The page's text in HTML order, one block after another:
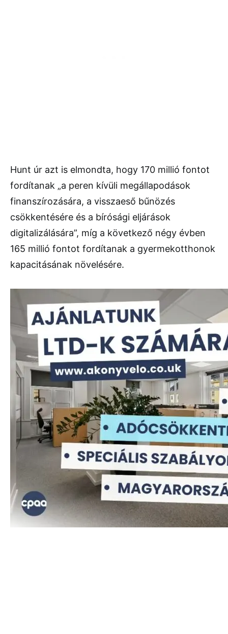
Hunt úr azt is elmondta, hogy 170 millió fontot
fordítanak „a peren kívüli megállapodások
finanszírozására, a visszaeső bűnözés
csökkentésére és a bírósági eljárások
digitalizálására”, míg a következő négy évben
165 millió fontot fordítanak a gyermekotthonok
kapacitásának növelésére.